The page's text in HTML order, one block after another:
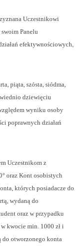
Uczestnikowi
Panelu
efektywnościowych,
piąta, szósta, siódma,
dziewięciu
wyniku osoby
poprawnych działań
Uczestnikom z
oraz Kont osobistych
których posiadacze do
wydaną do
oraz w przypadku
kwocie min. 1000 zł i
do otworzonego konta